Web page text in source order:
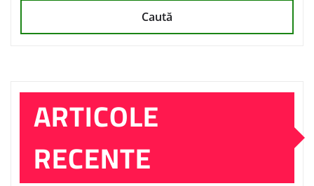
Caută
ARTICOLE
RECENTE